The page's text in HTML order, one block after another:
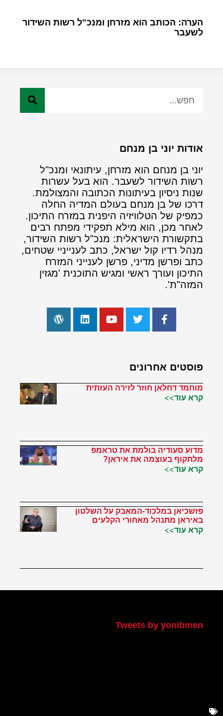
הערה: הכותב הוא מזרחן ומנכ"ל רשות השידור
לשעבר
אודות יוני בן מנחם
יוני בן מנחם הוא מזרחן, עיתונאי ומנכ"ל
רשות השידור לשעבר. הוא בעל עשרות
שנות ניסיון בעיתונות הכתובה והמצולמת.
דרכו של בן מנחם בעולם המדיה החלה
כמפיק של הטלוויזיה היפנית במזרח התיכון.
לאחר מכן, הוא מילא תפקידי מפתח רבים
בתקשורת הישראלית: מנכ"ל רשות השידור,
מנהל רדיו קול ישראל, כתב לענייניי שטחים,
כתב ופרשן מדיני, פרשן לענייני המזרח
התיכון ועורך ראשי ומגיש התוכנית 'מגזין
המזה"ת'.
פוסטים אחרונים
מוחמד דחלאן חוזר לזירה העזתית
קרא עוד>>
מדוע סעודיה בולמת את טראמפ
מלתקוף בעוצמה את איראן?
קרא עוד>>
פזשכיאן במלכוד-המאבק על השלטון
באיראן מתנהל מאחורי הקלעים
קרא עוד>>
Tweets by yonibmen